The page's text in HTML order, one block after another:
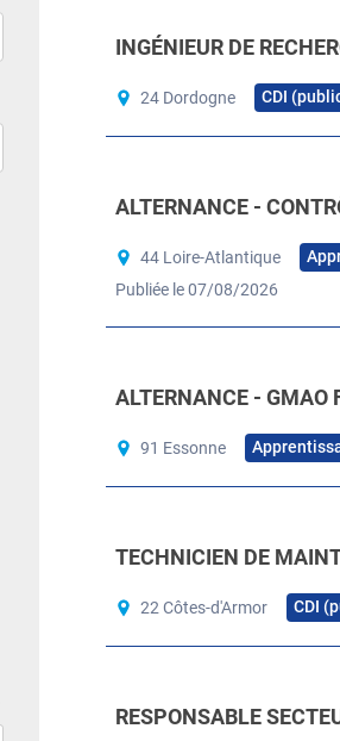
INGÉNIEUR DE
24 Dordogne CDI
ALTERNANCE -
44 Loire-Atlantique
Publiée le 07/08/2026
ALTERNANCE - GMAO
91 Essonne
TECHNICIEN DE
22 Côtes-d'Armor CDI
RESPONSABLE